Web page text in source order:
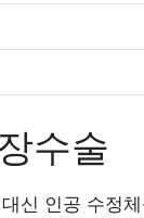
수술
신 인공 수정